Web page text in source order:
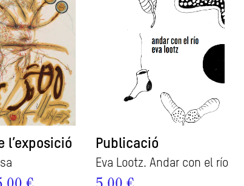
l’exposició Publicació
Eva Lootz. Andar con el río